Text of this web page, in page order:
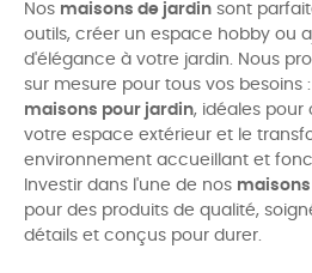
Nos maisons de jardin sont
outils, créer un espace hobby ou
d'élégance à votre jardin. Nous
sur mesure pour tous vos besoins
maisons pour jardin, idéales pour
votre espace extérieur et le
environnement accueillant et
Investir dans l'une de nos
pour des produits de qualité,
détails et conçus pour durer.